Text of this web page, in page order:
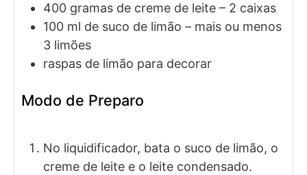
400 gramas de creme de leite – 2 caixas
100 ml de suco de limão – mais ou menos
3 limões
raspas de limão para decorar
Modo de Preparo
No liquidificador, bata o suco de limão, o
creme de leite e o leite condensado.